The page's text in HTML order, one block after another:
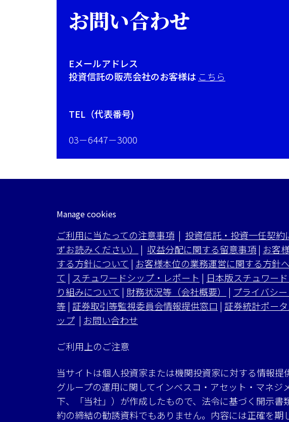
お問い合わせ
Eメールアドレス
投資信託の販売会社のお客様は こちら
TEL（代表番号)
03－6447－3000
Manage cookies
ご利用に当たっての注意事項 | 投資信託・投資一任契
ずお読みください）
| 収益分配に関する留意事項| お客
する方針について | お客様本位の業務運営に関する方針
て | スチュワードシップ・レポート | 日本版スチュワー
り組みについて | 財務状況等（会社概要） | プライバシ
等 | 証券取引等監視委員会情報提供窓口 | 証券統計ポー
ップ | お問い合わせ
ご利用上のご注意
当サイトは個人投資家または機関投資家に対する情報提
グループの運用に関してインベスコ・アセット・マネジ
下、「当社」）が作成したもので、法令に基づく開示書
約の締結の勧誘資料でもありません。内容には正確を期